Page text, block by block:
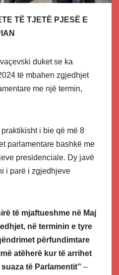
TË TJETË PJESË E
duket se ka
të mbahen zgjedhjet
me një termin,
i bie që më 8
parlamentare bashkë me
presidenciale. Dy javë
i parë i zgjedhjeve
të mjaftueshme në Maj
në terminin e tyre
përfundimtare
atëherë kur të arrihet
të Parlamentit” –